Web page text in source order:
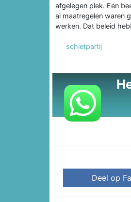
afgelegen plek. Een
al maatregelen waren
werken. Dat beleid
schietpartij
Deel op